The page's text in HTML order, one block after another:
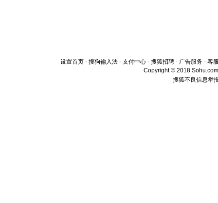
设置首页 - 搜狗输入法 - 支付中心 - 搜狐招聘 - 广告服务 - 客
Copyright © 2018
搜狐不良信息举